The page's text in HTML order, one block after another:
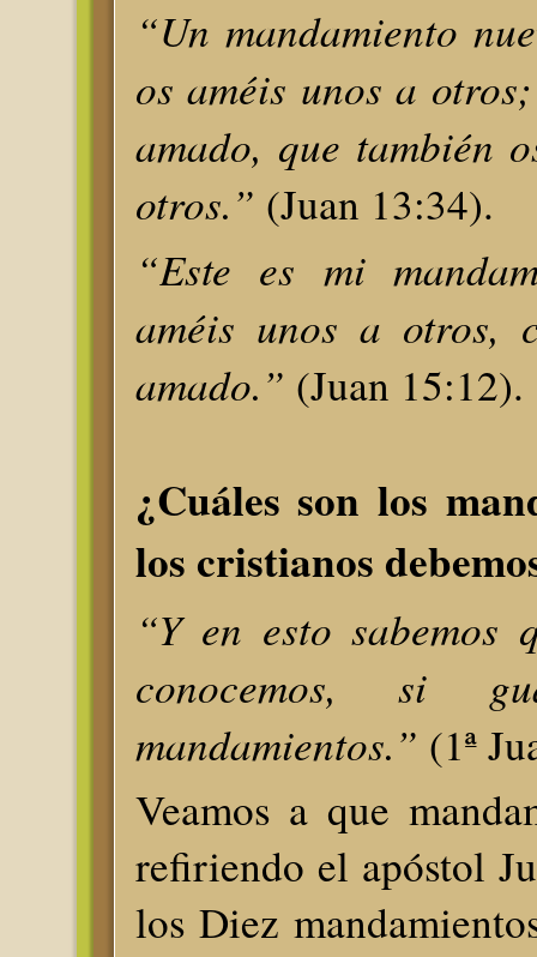
“Un mandamiento
os améis unos a
amado, que también
otros.” (Juan 13:34).
“Este es mi
améis unos a otros,
amado.” (Juan 15:12).
¿Cuáles son los
los cristianos
“Y en esto sabemos
conocemos, si
mandamientos.” (1ª
Veamos a que
refiriendo el apóstol
los Diez